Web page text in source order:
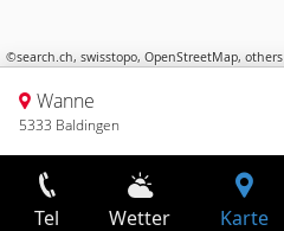
©search.ch, swisstopo, OpenStreetMap, others
Wanne
5333 Baldingen
Tel Wetter Karte